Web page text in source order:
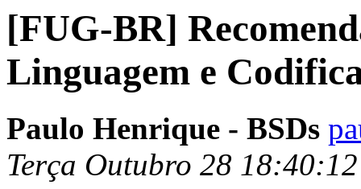
[FUG-BR]
Linguagem e
Paulo Henrique - BSDs
Terça Outubro 28